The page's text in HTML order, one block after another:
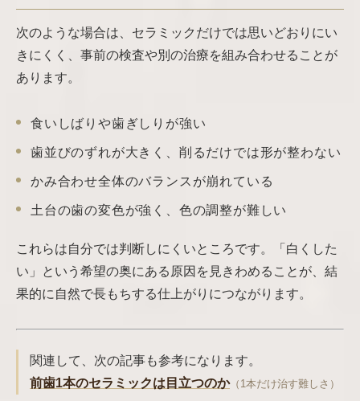
次のような場合は、セラミックだけでは思いどおりにい
きにくく、事前の検査や別の治療を組み合わせることが
あります。
食いしばりや歯ぎしりが強い
歯並びのずれが大きく、削るだけでは形が整わない
かみ合わせ全体のバランスが崩れている
土台の歯の変色が強く、色の調整が難しい
これらは自分では判断しにくいところです。「白くした
い」という希望の奥にある原因を見きわめることが、結
果的に自然で長もちする仕上がりにつながります。
関連して、次の記事も参考になります。
前歯1本のセラミックは目立つのか（1本だけ治す難しさ）